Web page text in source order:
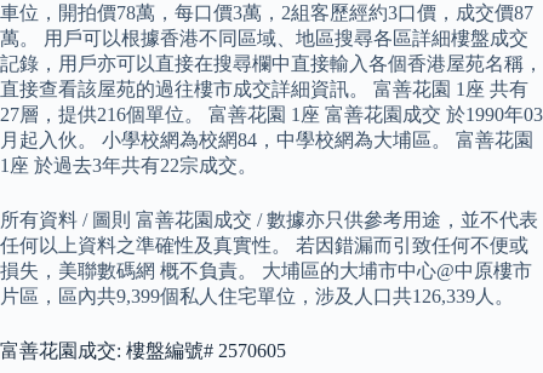
車位，開拍價78萬，每口價3萬，2組客歷經約3口價，成交價87
萬。 用戶可以根據香港不同區域、地區搜尋各區詳細樓盤成交
記錄，用戶亦可以直接在搜尋欄中直接輸入各個香港屋苑名稱，
直接查看該屋苑的過往樓市成交詳細資訊。 富善花園 1座 共有
27層，提供216個單位。 富善花園 1座 富善花園成交 於1990年03
月起入伙。 小學校網為校網84，中學校網為大埔區。 富善花園
1座 於過去3年共有22宗成交。
所有資料 / 圖則 富善花園成交 / 數據亦只供參考用途，並不代表
任何以上資料之準確性及真實性。 若因錯漏而引致任何不便或
損失，美聯數碼網 概不負責。 大埔區的大埔市中心@中原樓市
片區，區內共9,399個私人住宅單位，涉及人口共126,339人。
富善花園成交: 樓盤編號# 2570605